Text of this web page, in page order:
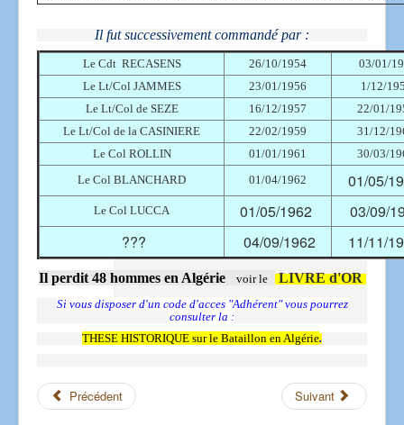
Il fut successivement commandé par :
Le Cdt RECASENS 26/10/1954
03/01/
Le Lt/Col JAMMES
23/01/1956
1/12/
Le Lt/Col de SEZE
16/12/1957
22/01/
Le Lt/Col de la CASINIERE
22/02/1959
31/12/
Le Col ROLLIN
01/01/1961
30/03/
Le Col BLANCHARD
01/04/1962 01/05/
Le Col LUCCA 01/05/1962
03/09/
???
04/09/1962 11/11/
Il perdit 48 hommes en Algérie voir le LIVRE d'OR
Si vous disposer d'un code d'acces "Adhérent" vous pourrez
consulter la :
THESE HISTORIQUE sur le Bataillon en Algérie.
Précédent Suivant